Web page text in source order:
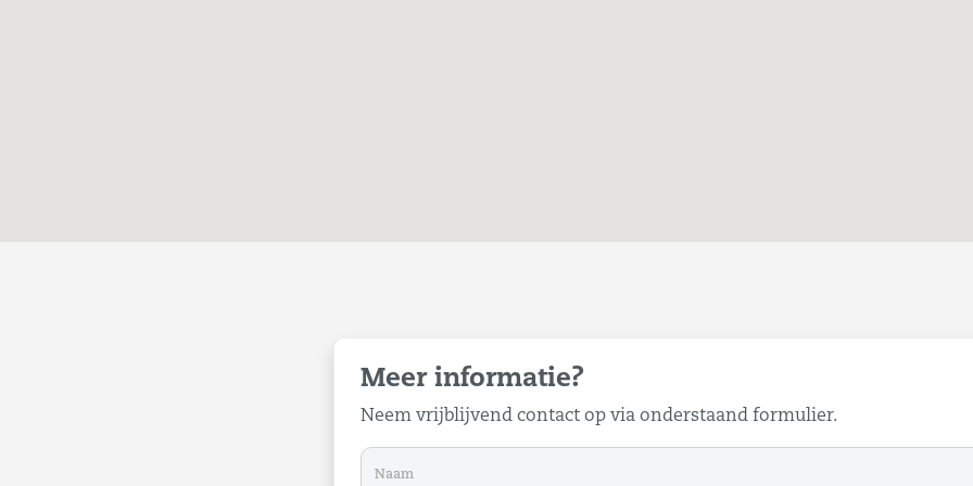
Meer informatie?
Neem vrijblijvend contact op via onderstaand formulier.